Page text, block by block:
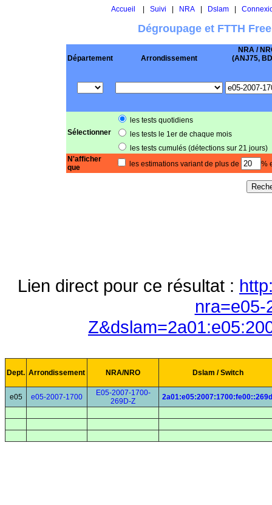
Accueil Suivi NRA| Dslam|
Dégroupage et FTTH
Département Arrondissement
NRA /
(ANJ75,
Sélectionner
les tests quotidiens
les tests le 1er de chaque mois
les tests cumulés (détections sur 21 jours)
N'afficher
que
les estimations variant de plus de %
Lien direct pour ce résultat :
nra=e05-
Dept. Arrondissement NRA/NRO Dslam / Switch
e05 e05-2007-1700
E05-2007-1700-
269D-Z
2a01:e05:2007:1700:fe00::269d